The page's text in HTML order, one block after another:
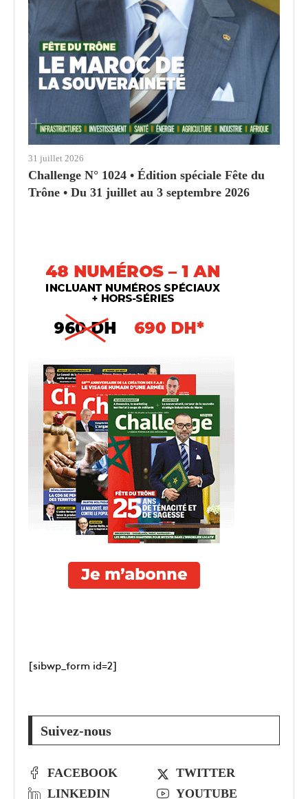
31 juillet 2026
Challenge N° 1024 • Édition spéciale Fête du
Trône • Du 31 juillet au 3 septembre 2026
[sibwp_form id=2]
Suivez-nous
FACEBOOK
TWITTER
LINKEDIN
YOUTUBE